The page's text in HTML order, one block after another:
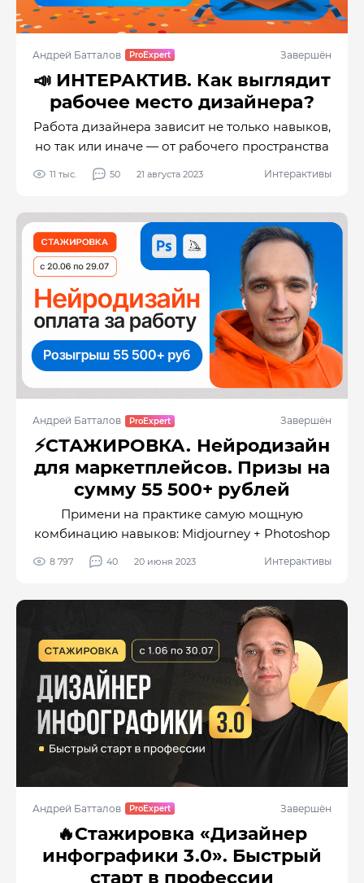
Андрей Батталов Завершён
📣 ИНТЕРАКТИВ. Как выглядит
рабочее место дизайнера?
Работа дизайнера зависит не только навыков,
но так или иначе — от рабочего пространства
11 тыс. 50 21 августа 2023 Интерактивы
Андрей Батталов Завершён
⚡️СТАЖИРОВКА. Нейродизайн
для маркетплейсов. Призы на
сумму 55 500+ рублей
Примени на практике самую мощную
комбинацию навыков: Midjourney + Photoshop
8 797 40 20 июня 2023 Интерактивы
Андрей Батталов Завершён
🔥Стажировка «Дизайнер
инфографики 3.0». Быстрый
старт в профессии